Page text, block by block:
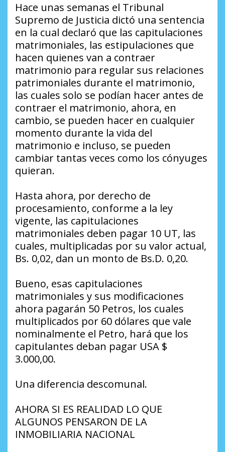
Hace unas semanas el Tribunal
Supremo de Justicia dictó una sentencia
en la cual declaró que las capitulaciones
matrimoniales, las estipulaciones que
hacen quienes van a contraer
matrimonio para regular sus relaciones
patrimoniales durante el matrimonio,
las cuales solo se podían hacer antes de
contraer el matrimonio, ahora, en
cambio, se pueden hacer en cualquier
momento durante la vida del
matrimonio e incluso, se pueden
cambiar tantas veces como los cónyuges
quieran.
Hasta ahora, por derecho de
procesamiento, conforme a la ley
vigente, las capitulaciones
matrimoniales deben pagar 10 UT, las
cuales, multiplicadas por su valor actual,
Bs. 0,02, dan un monto de Bs.D. 0,20.
Bueno, esas capitulaciones
matrimoniales y sus modificaciones
ahora pagarán 50 Petros, los cuales
multiplicados por 60 dólares que vale
nominalmente el Petro, hará que los
capitulantes deban pagar USA $
3.000,00.
Una diferencia descomunal.
AHORA SI ES REALIDAD LO QUE
ALGUNOS PENSARON DE LA
INMOBILIARIA NACIONAL